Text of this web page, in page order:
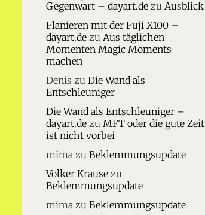
Gegenwart – dayart.dezu Ausblick
Flanieren mit der Fuji X100 –
dayart.dezu Aus täglichen
Momenten Magic Moments
machen
Denis zu Die Wand als
Entschleuniger
Die Wand als Entschleuniger –
dayart.dezu MFT oder die gute Zeit
ist nicht vorbei
mimazu Beklemmungsupdate
Volker Krausezu
Beklemmungsupdate
mimazu Beklemmungsupdate